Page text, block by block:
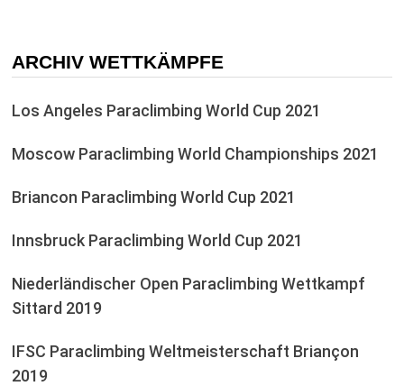
ARCHIV WETTKÄMPFE
Los Angeles Paraclimbing World Cup 2021
Moscow Paraclimbing World Championships 2021
Briancon Paraclimbing World Cup 2021
Innsbruck Paraclimbing World Cup 2021
Niederländischer Open Paraclimbing Wettkampf
Sittard 2019
IFSC Paraclimbing Weltmeisterschaft Briançon
2019